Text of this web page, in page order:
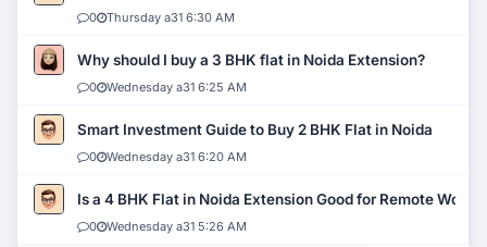
0 Thursday a31 6:30 AM
Why should I buy a 3 BHK flat in Noida Extension?
0 Wednesday a31 6:25 AM
Smart Investment Guide to Buy 2 BHK Flat in Noida
0 Wednesday a31 6:20 AM
Is a 4 BHK Flat in Noida Extension Good for Remote Work?
0 Wednesday a31 5:26 AM